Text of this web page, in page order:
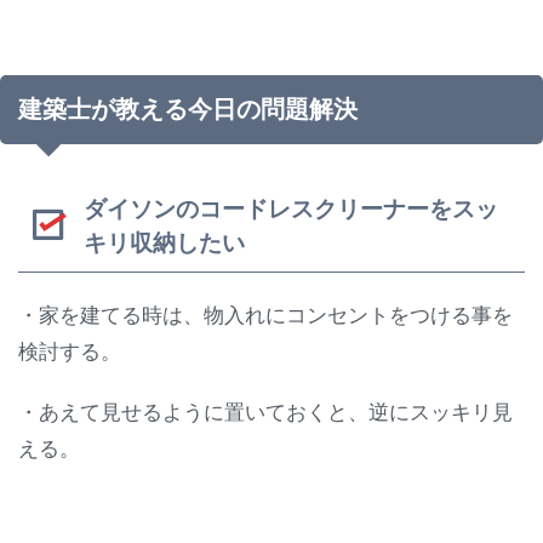
建築士が教える今日の問題解決
ダイソンのコードレスクリーナーをスッ
キリ収納したい
・家を建てる時は、物入れにコンセントをつける事を
検討する。
・あえて見せるように置いておくと、逆にスッキリ見
える。